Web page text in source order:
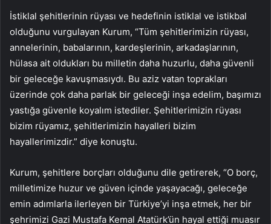
İstiklal şehitlerinin rüyası ve hedefinin istiklal ve istikbal
olduğunu vurgulayan Kurum, “Tüm şehitlerimizin rüyası,
annelerinin, babalarının, kardeşlerinin, arkadaşlarının,
hülasa ait oldukları bu milletin daha huzurlu, daha güvenli
bir geleceğe kavuşmasıydı. Bu aziz vatan toprakları
üzerinde çok daha parlak bir geleceği inşa edelim, başımızı
yastığa güvenle koyalım istediler. Şehitlerimizin rüyası
bizim rüyamız, şehitlerimizin hayalleri bizim
hayallerimizdir.” diye konuştu.
Kurum, şehitlere borçları olduğunu dile getirerek, “O borç,
milletimize huzur ve güven içinde yaşayacağı, geleceğe
emin adımlarla ilerleyen bir Türkiye’yi inşa etmek, her bir
şehrimizi Gazi Mustafa Kemal Atatürk’ün hayal ettiği muasır